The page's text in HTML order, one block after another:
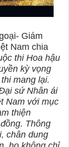
Giám
Nam chia
thi Hoa hậu
kỳ vọng
mang lại.
sứ Nhân ái
Nam với mục
thiện
Thông
chân dung